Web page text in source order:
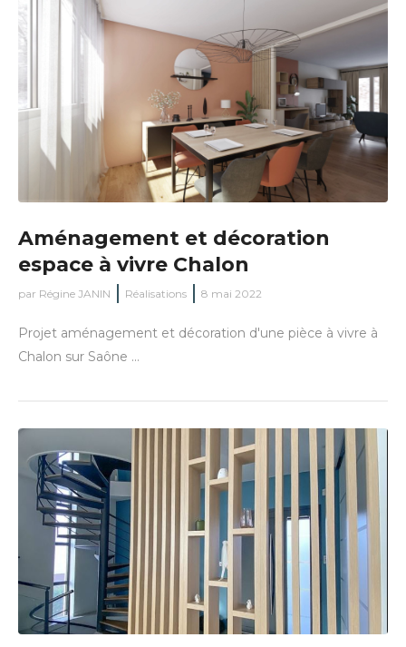
Aménagement et décoration
espace à vivre Chalon
par Régine JANIN Réalisations 8 mai 2022
Projet aménagement et décoration d'une pièce à vivre à
Chalon sur Saône ...